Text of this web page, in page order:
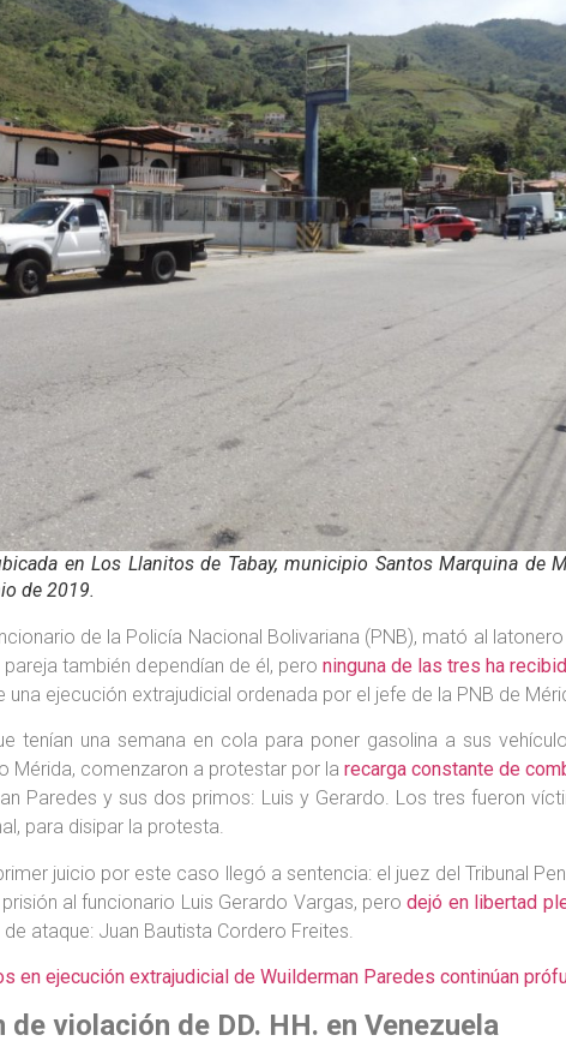
en Los Llanitos de Tabay, municipio Santos Marquina de
de 2019.
de la Policía Nacional Bolivariana (PNB), mató al
también dependían de él, pero ninguna de las tres ha
ejecución extrajudicial ordenada por el jefe de la PNB de
tenían una semana en cola para poner gasolina a sus
Mérida, comenzaron a protestar por larecarga constante de
Paredes y sus dos primos: Luis y Gerardo. Los tres fueron
para disipar la protesta.
juicio por este caso llegó a sentencia: el juez del Tribunal
al funcionario Luis Gerardo Vargas, perodejó en libertad
ataque: Juan Bautista Cordero Freites.
en ejecución extrajudicial de Wuilderman Paredes continúan
violación de DD. HH. en Venezuela